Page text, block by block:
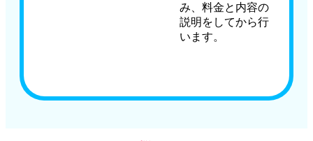
み、料金と内容の
説明をしてから行
います。